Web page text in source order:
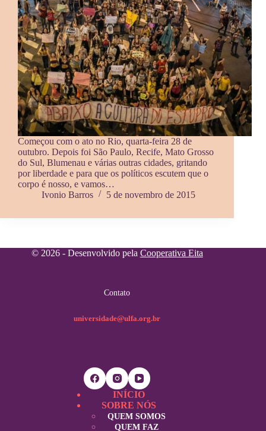
Começou com o ato no Rio, quarta-feira 28 de
outubro. Depois foi São Paulo, Recife, Mato Grosso
do Sul, Blumenau e várias outras cidades, gritando
por liberdade e para que os políticos escutem que o
corpo é nosso, e vamos…
Ivonio Barros
5 de novembro de 2015
© 2026 - Desenvolvido pela Cooperativa Eita
Contato
universidade@ulfa.org.br
INÍCIO
SOBRE NÓS
QUEM SOMOS
QUEM FAZ